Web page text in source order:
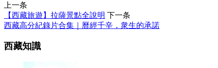
上一条
【西藏旅遊】拉薩景點全說明 下一条
西藏高分紀錄片合集｜曆經千辛，衆生的承諾
西藏知識